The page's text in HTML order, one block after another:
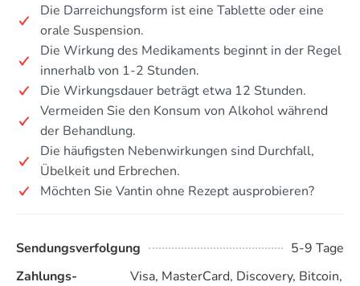
Die Darreichungsform ist eine Tablette oder eine
orale Suspension.
Die Wirkung des Medikaments beginnt in der Regel
innerhalb von 1-2 Stunden.
Die Wirkungsdauer beträgt etwa 12 Stunden.
Vermeiden Sie den Konsum von Alkohol während
der Behandlung.
Die häufigsten Nebenwirkungen sind Durchfall,
Übelkeit und Erbrechen.
Möchten Sie Vantin ohne Rezept ausprobieren?
Sendungsverfolgung
5-9 Tage
Zahlungs-
Visa, MasterCard, Discovery, Bitcoin,